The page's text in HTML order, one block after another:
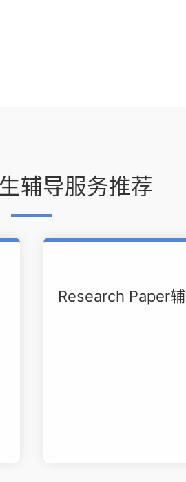
辅导服务推荐
Research Paper